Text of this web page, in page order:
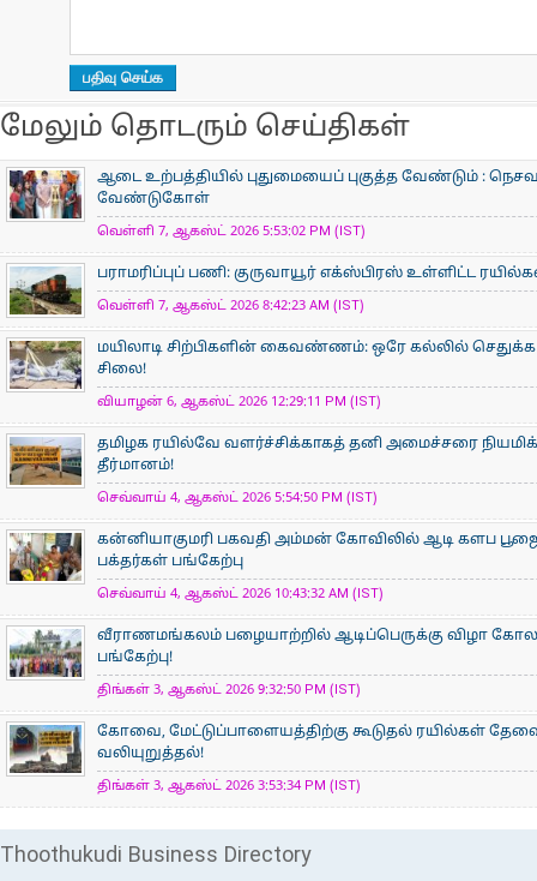
மேலும் தொடரும் செய்திகள்
ஆடை உற்பத்தியில் புதுமையைப் புகுத்த வேண்டும் :
வேண்டுகோள்
வெள்ளி 7, ஆகஸ்ட் 2026 5:53:02 PM (IST)
பராமரிப்புப் பணி: குருவாயூர் எக்ஸ்பிரஸ் உள்ளிட்ட
வெள்ளி 7, ஆகஸ்ட் 2026 8:42:23 AM (IST)
மயிலாடி சிற்பிகளின் கைவண்ணம்: ஒரே கல்லில்
சிலை!
வியாழன் 6, ஆகஸ்ட் 2026 12:29:11 PM (IST)
தமிழக ரயில்வே வளர்ச்சிக்காகத் தனி அமைச்சரை
தீர்மானம்!
செவ்வாய் 4, ஆகஸ்ட் 2026 5:54:50 PM (IST)
கன்னியாகுமரி பகவதி அம்மன் கோவிலில் ஆடி களப
பக்தர்கள் பங்கேற்பு
செவ்வாய் 4, ஆகஸ்ட் 2026 10:43:32 AM (IST)
வீராணமங்கலம் பழையாற்றில் ஆடிப்பெருக்கு விழா
பங்கேற்பு!
திங்கள் 3, ஆகஸ்ட் 2026 9:32:50 PM (IST)
கோவை, மேட்டுப்பாளையத்திற்கு கூடுதல் ரயில்கள்
வலியுறுத்தல்!
திங்கள் 3, ஆகஸ்ட் 2026 3:53:34 PM (IST)
Thoothukudi Business Directory